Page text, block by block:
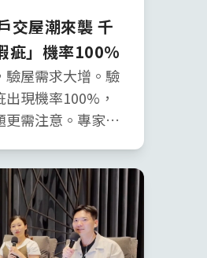
交屋潮來襲 千
疵」機率100%
驗屋需求大增。驗
現機率100%，
需注意。專家建
保固或售後服務，
璟都建設的永久
，提升客戶滿意
商應加強品管與客